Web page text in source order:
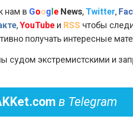
нам в Goog e News, Twitter,
,YouTube и RSS чтобы
получать интересные
судом экстремистскими и
в Telegram